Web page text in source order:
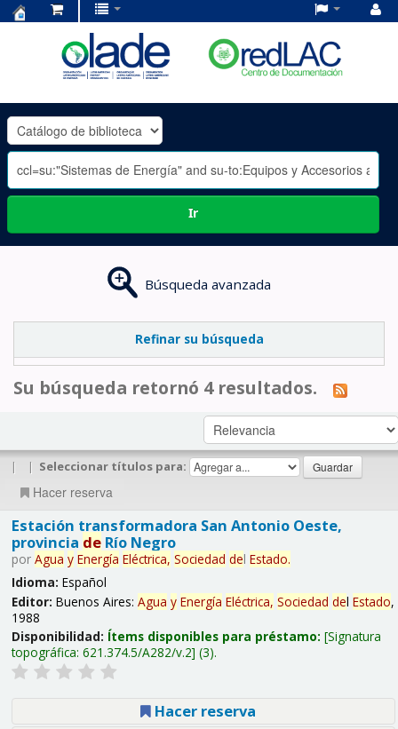
OLADE
-
Ir
Búsqueda avanzada
Refinar su búsqueda
Su búsqueda retornó 4 resultados.
| | Seleccionar títulos para:
Hacer reserva
Estación transformadora San Antonio Oeste,
provincia deRío Negro
por Agua y Energía Eléctrica, Sociedad del Estado.
Idioma: Español
Editor: Buenos Aires: Agua y Energía Eléctrica, Sociedad del Estado,
1988
Disponibilidad: Ítems disponibles para préstamo: Signatura
topográfica: 621.374.5/A282/v.2 (3).
Hacer reserva